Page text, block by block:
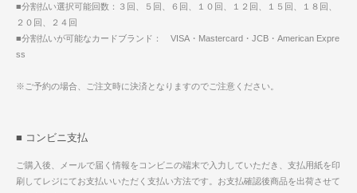
■分割払い選択可能回数：３回、５回、６回、１０回、１２回、１５回、１８回、
２０回、２４回
■分割払いが可能なカードブランド： VISA・Mastercard・JCB・American Expre
ss
※ご予約の場合、ご注文時に決済となりますのでご注意ください。
■ コンビニ支払
ご購入後、メールで届く情報をコンビニの端末で入力していただき、支払用紙を印
刷してレジにてお支払いいただく支払い方法です。お支払確認後商品を出荷させて